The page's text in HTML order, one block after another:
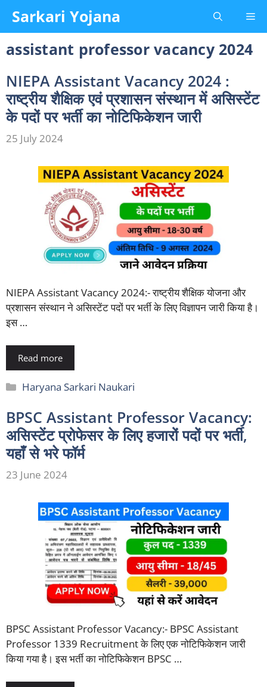
content
Sarkari Yojana
assistant professor vacancy 2024
NIEPA Assistant Vacancy 2024 :
राष्ट्रीय शैक्षिक एवं प्रशासन संस्थान में असिस्टेंट
के पदों पर भर्ती का नोटिफिकेशन जारी
25 July 2024
NIEPA Assistant Vacancy 2024:- राष्ट्रीय शैक्षिक योजना और
प्रशासन संस्थान ने असिस्टेंट पदों पर भर्ती के लिए विज्ञापन जारी किया है।
इस …
Read more
Categories
Haryana Sarkari Naukari
BPSC Assistant Professor Vacancy:
असिस्टेंट प्रोफेसर के लिए हजारों पदों पर भर्ती,
यहाँ से भरे फॉर्म
23 June 2024
BPSC Assistant Professor Vacancy:- BPSC Assistant
Professor 1339 Recruitment के लिए एक नोटिफिकेशन जारी
किया गया है। इस भर्ती का नोटिफिकेशन BPSC …